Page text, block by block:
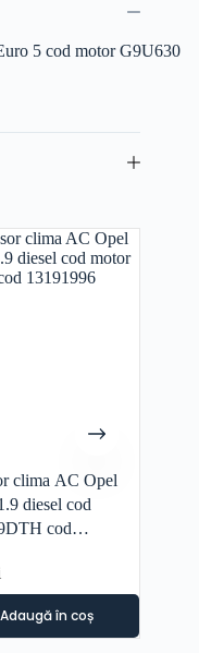
5 cod motor G9U630
clima AC Opel
diesel cod
cod
Adaugă în coș